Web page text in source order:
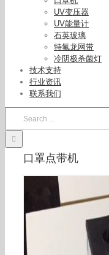
UV变压器
UV能量计
石英玻璃
特氟龙网带
冷阴极杀菌灯
技术支持
行业资讯
联系我们
口罩点带机